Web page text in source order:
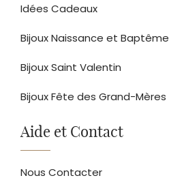
Idées Cadeaux
Bijoux Naissance et Baptême
Bijoux Saint Valentin
Bijoux Fête des Grand-Mères
Aide et Contact
Nous Contacter